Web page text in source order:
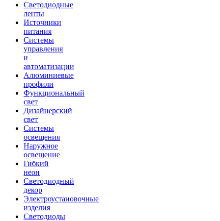
Светодиодные
ленты
Источники
питания
Системы
управления
и
автоматизации
Алюминиевые
профили
Функциональный
свет
Дизайнерский
свет
Системы
освещения
Наружное
освещение
Гибкий
неон
Светодиодный
декор
Электроустановочные
изделия
Светодиоды